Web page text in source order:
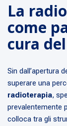
La
come
cura
Sin dall’apertura
superare una
radioterapia,
prevalentemente
colloca tra gli